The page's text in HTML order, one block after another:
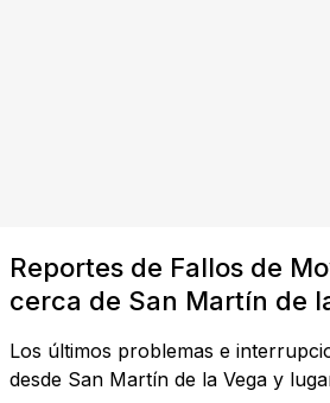
Reportes de Fallos de
cerca de San Martín de
Los últimos problemas e
desde San Martín de la Vega y